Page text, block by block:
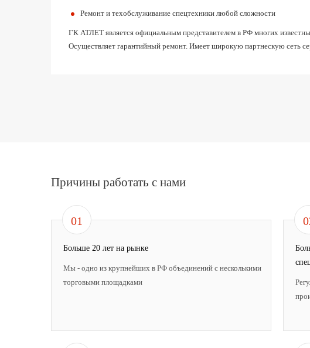
Ремонт и техобслуживание спецтехники любой сложности
ГК АТЛЕТ является официальным представителем в РФ многих
Осуществляет гарантийный ремонт. Имеет широкую партнескую сеть
Причины работать с нами
01
Больше 20 лет на рынке
Мы - одно из крупнейших в РФ объединений с несколькими
торговыми площадками